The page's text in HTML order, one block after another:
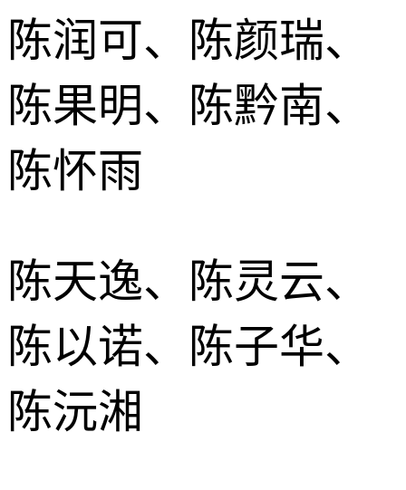
陈润可、陈颜瑞、
陈果明、陈黔南、
陈怀雨
陈天逸、陈灵云、
陈以诺、陈子华、
陈沅湘